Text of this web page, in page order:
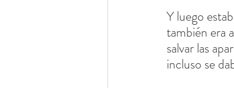
Y luego
también era
salvar las
incluso se